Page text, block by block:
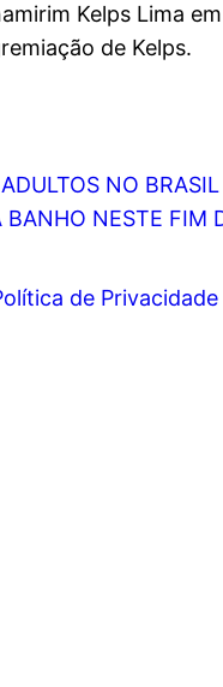
Kelps Lima
de Kelps.
NO BRASIL
NESTE FIM
de Privacidade